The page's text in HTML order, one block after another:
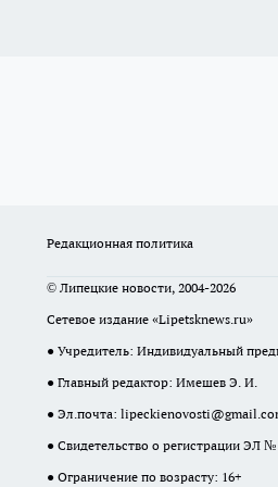
Редакционная политика
© Липецкие новости, 2004-2026
Сетевое издание «Lipetsknews.ru»
● Учредитель: Индивидуальный
● Главный редактор: Имешев Э. И.
● Эл.почта:
● Свидетельство о регистрации ЭЛ №
● Ограничение по возрасту: 16+